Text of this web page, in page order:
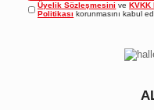
Üyelik Sözleşmesini veKVKK
Politikası korunmasını kabul